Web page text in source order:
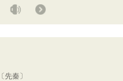
〔先秦〕